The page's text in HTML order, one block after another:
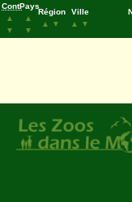
Cont.
▲
▼
Pays
▲
▼
Région
▲
▼
Ville
▲
▼